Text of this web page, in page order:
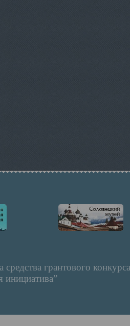
средства грантового конкурса
инициатива”